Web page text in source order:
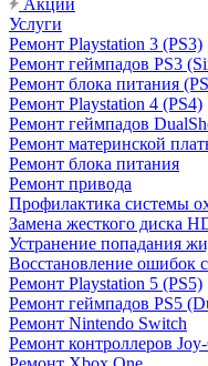
Акции
Услуги
Ремонт Playstation 3 (PS3)
Ремонт геймпадов PS3
Ремонт блока питания
Ремонт Playstation 4 (PS4)
Ремонт геймпадов
Ремонт материнской
Ремонт блока питания
Ремонт привода
Профилактика системы
Замена жесткого диска
Устранение попадания
Восстановление ошибок
Ремонт Playstation 5 (PS5)
Ремонт геймпадов PS5
Ремонт Nintendo Switch
Ремонт контроллеров